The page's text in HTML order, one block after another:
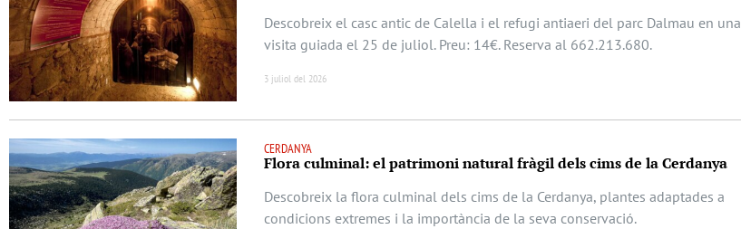
Descobreix el casc antic de Calella i el refugi antiaeri del parc Dalmau en una
visita guiada el 25 de juliol. Preu: 14€. Reserva al 662.213.680.
3 juliol del 2026
CERDANYA
Flora culminal: el patrimoni natural fràgil dels cims de la Cerdanya
Descobreix la flora culminal dels cims de la Cerdanya, plantes adaptades a
condicions extremes i la importància de la seva conservació.